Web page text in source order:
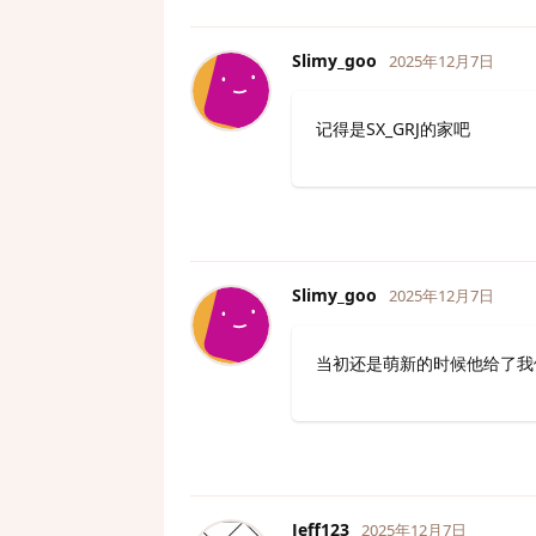
Slimy_goo 2025年12月7日
记得是SX_GRJ的家吧
Slimy_goo 2025年12月7日
当初还是萌新的时候他给了
Jeff123 2025年12月7日